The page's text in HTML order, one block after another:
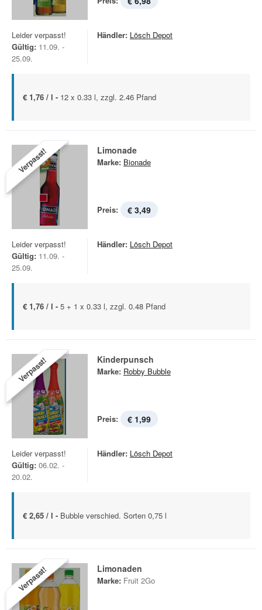
Leider verpasst!
Gültig: 11.09. -
25.09.
Händler: Lösch Depot
€ 1,76 / l - 12 x 0.33 l, zzgl. 2.46 Pfand
Verpasst! Limonade
Marke: Bionade
Preis: € 3,49
Leider verpasst!
Gültig: 11.09. -
25.09.
Händler: Lösch Depot
€ 1,76 / l - 5 + 1 x 0.33 l, zzgl. 0.48 Pfand
Verpasst! Kinderpunsch
Marke: Robby Bubble
Preis: € 1,99
Leider verpasst!
Gültig: 06.02. -
20.02.
Händler: Lösch Depot
€ 2,65 / l - Bubble verschied. Sorten 0,75 l
Verpasst! Limonaden
Marke: Fruit 2Go